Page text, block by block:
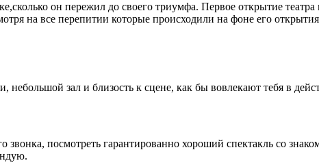
он пережил до своего триумфа. Первое открытие театра
на все перепитии которые происходили на фоне его
небольшой зал и близость к сцене, как бы вовлекают тебя в
посмотреть гарантированно хороший спектакль со